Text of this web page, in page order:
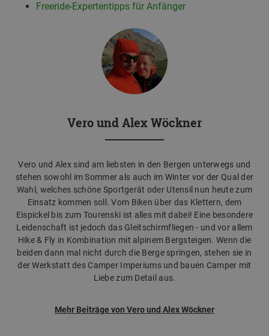
Freeride-Expertentipps für Anfänger
Vero und Alex Wöckner
Vero und Alex sind am liebsten in den Bergen unterwegs und
stehen sowohl im Sommer als auch im Winter vor der Qual der
Wahl, welches schöne Sportgerät oder Utensil nun heute zum
Einsatz kommen soll. Vom Biken über das Klettern, dem
Eispickel bis zum Tourenski ist alles mit dabei! Eine besondere
Leidenschaft ist jedoch das Gleitschirmfliegen - und vor allem
Hike & Fly in Kombination mit alpinem Bergsteigen. Wenn die
beiden dann mal nicht durch die Berge springen, stehen sie in
der Werkstatt des Camper Imperiums und bauen Camper mit
Liebe zum Detail aus.
Mehr Beiträge von Vero und Alex Wöckner